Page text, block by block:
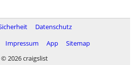
Datenschutz
Impressum App
Sitemap
© 2026 craigslist